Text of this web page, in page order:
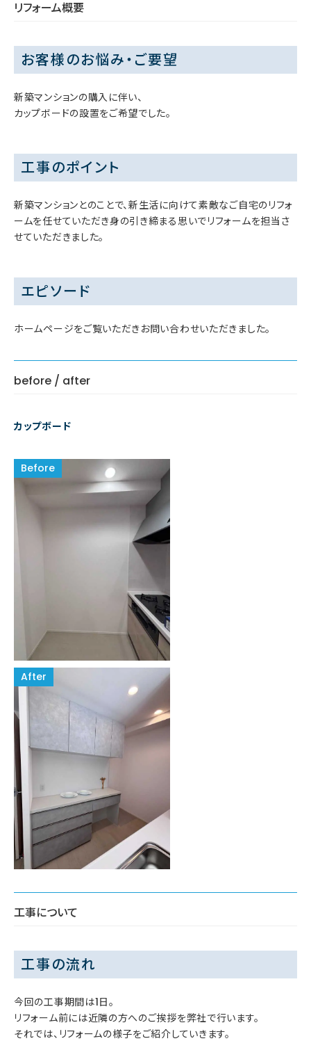
リフォーム概要
お客様のお悩み・ご要望
新築マンションの購入に伴い、
カップボードの設置をご希望でした。
工事のポイント
新築マンションとのことで、新生活に向けて素敵なご自宅のリフォ
ームを任せていただき身の引き締まる思いでリフォームを担当さ
せていただきました。
エピソード
ホームページをご覧いただきお問い合わせいただきました。
before / after
カップボード
工事について
工事の流れ
今回の工事期間は1日。
リフォーム前には近隣の方へのご挨拶を弊社で行います。
それでは、リフォームの様子をご紹介していきます。